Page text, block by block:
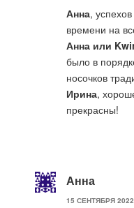
Анна,
времени на
Анна или
было в
носочков
Ирина,
прекрасны!
Анна
15 СЕНТЯБРЯ